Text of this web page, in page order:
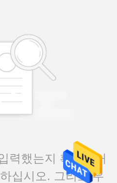
력했는지 확인하거
십시오. 그리고 우